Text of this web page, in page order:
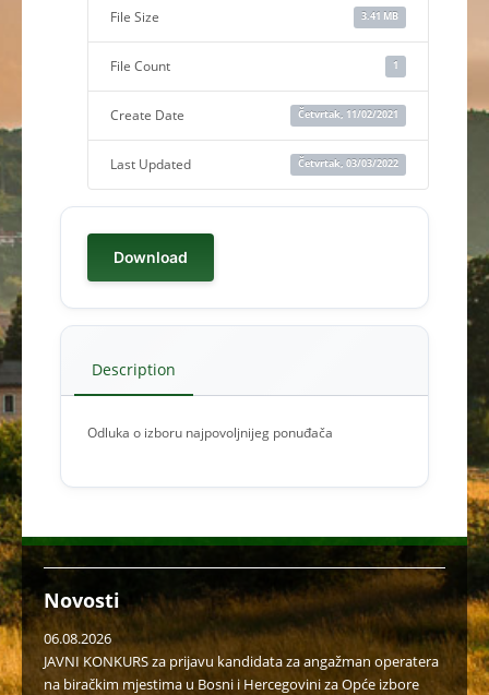
File Size 3.41 MB
File Count 1
Create Date Četvrtak, 11/02/2021
Last Updated Četvrtak, 03/03/2022
Download
Description
Odluka o izboru najpovoljnijeg ponuđača
Novosti
06.08.2026
JAVNI KONKURS za prijavu kandidata za angažman operatera
na biračkim mjestima u Bosni i Hercegovini za Opće izbore